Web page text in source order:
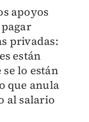
apoyos
privadas:
están
lo están
que anula
al salario